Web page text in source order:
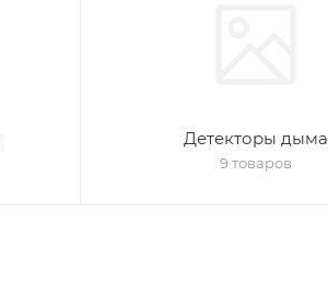
Детекторы дыма
9 товаров